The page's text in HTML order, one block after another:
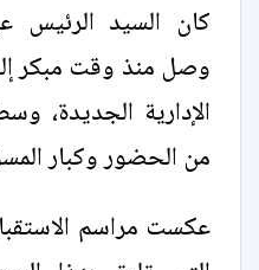
كان السيد الرئيس
وصل منذ وقت مبكر
الإدارية الجديدة،
من الحضور وكبار
عكست مراسم